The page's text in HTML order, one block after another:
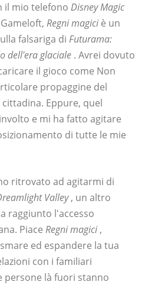
il mio telefono Disney Magic
Regni magici è un
falsariga di Futurama:
dell'era glaciale . Avrei dovuto
il gioco come Non
propaggine del
Eppure, quel
e mi ha fatto agitare
di tutte le mie
ritrovato ad agitarmi di
Valley, un altro
raggiunto l'accesso
Piace Regni magici ,
ed espandere la tua
con i familiari
persone là fuori stanno